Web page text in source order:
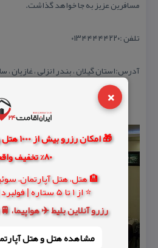
×
🎁 امکان
80% تخفیف واقعی
🏨 هتل، هتل آپارتمان،
⭐ از 1 تا 5 ستاره | فولبرد | نزدیک حرم
رزرو آنلاین بلیط ✈️ هواپیما،
مشاهده هتل و هتل‌
مسافرین عزیز به جا خواهد گذاشت.
تلفن :۰۱۳۴۴۴۴۴۲۲۰
آدرس:استان گیلان ، بندر انزلی ، غازیان ،